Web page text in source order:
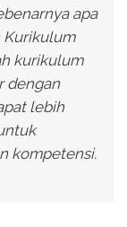
apa
Kurikulum
kurikulum
dengan
lebih
kompetensi.